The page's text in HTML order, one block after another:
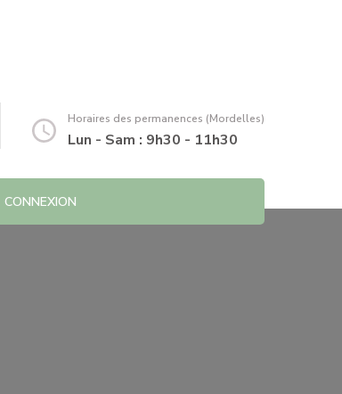
Horaires des permanences (Mordelles)
Lun - Sam : 9h30 - 11h30
CONNEXION